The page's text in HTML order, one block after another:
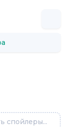
спойлеры...